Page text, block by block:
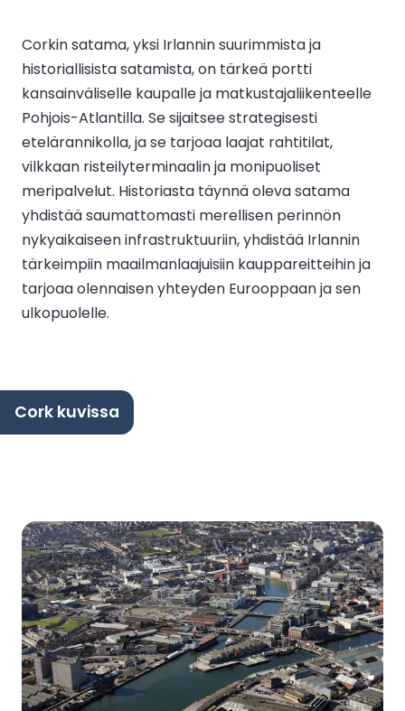
Corkin satama, yksi Irlannin suurimmista ja
historiallisista satamista, on tärkeä portti
kansainväliselle kaupalle ja matkustajaliikenteelle
Pohjois-Atlantilla. Se sijaitsee strategisesti
etelärannikolla, ja se tarjoaa laajat rahtitilat,
vilkkaan risteilyterminaalin ja monipuoliset
meripalvelut. Historiasta täynnä oleva satama
yhdistää saumattomasti merellisen perinnön
nykyaikaiseen infrastruktuuriin, yhdistää Irlannin
tärkeimpiin maailmanlaajuisiin kauppareitteihin ja
tarjoaa olennaisen yhteyden Eurooppaan ja sen
ulkopuolelle.
Cork kuvissa